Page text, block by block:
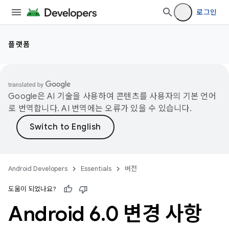
로그인
플랫폼
Google은 AI 기술을 사용하여 콘텐츠를 사용자의 기본 언어
로 번역합니다. AI 번역에는 오류가 있을 수 있습니다.
Android Developers Essentials 버전
도움이 되었나요?
Android 6.0 변경 사항